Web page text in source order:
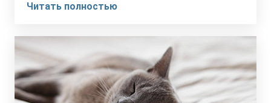
обучающийся раскрылся в полной мере.
Читать полностью